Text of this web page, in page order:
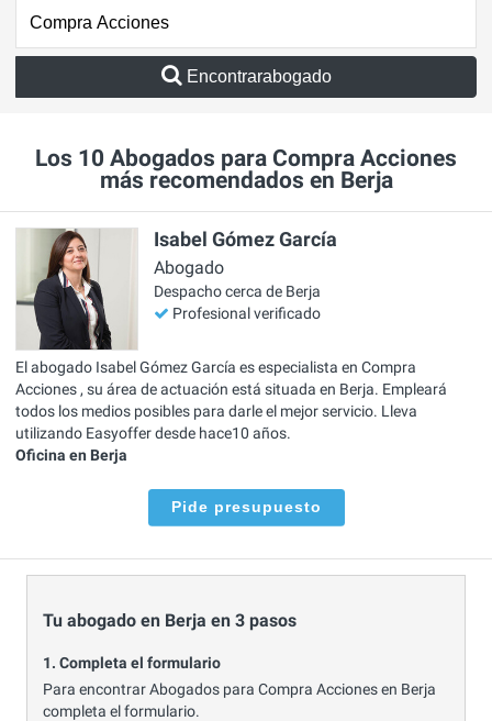
Encontrarabogado
Los 10 Abogados para Compra Acciones
más recomendados en Berja
Isabel Gómez García
Abogado
Despacho cerca de Berja
Profesional verificado
El abogado Isabel Gómez García es especialista en Compra
Acciones , su área de actuación está situada en Berja. Empleará
todos los medios posibles para darle el mejor servicio. Lleva
utilizando Easyoffer desde hace10 años.
Oficina en Berja
Pide presupuesto
Tu abogado en Berja en 3 pasos
1. Completa el formulario
Para encontrar Abogados para Compra Acciones en Berja
completa el formulario.